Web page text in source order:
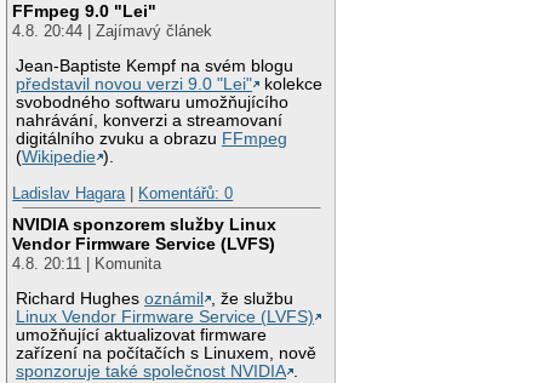
FFmpeg 9.0 "Lei"
4.8. 20:44 | Zajímavý článek
Jean-Baptiste Kempf na svém blogu
představil novou verzi 9.0 "Lei"
kolekce
svobodného softwaru umožňujícího
nahrávání, konverzi a streamovaní
digitálního zvuku a obrazu FFmpeg
(Wikipedie ).
Ladislav Hagara
Komentářů: 0
NVIDIA sponzorem služby Linux
Vendor Firmware Service (LVFS)
4.8. 20:11 | Komunita
Richard Hughesoznámil
, že službu
Linux Vendor Firmware Service (LVFS)
umožňující aktualizovat firmware
zařízení na počítačích s Linuxem, nově
sponzoruje také společnost NVIDIA .